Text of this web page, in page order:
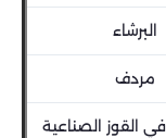
البرشاء
مردف
القوز الصناعية